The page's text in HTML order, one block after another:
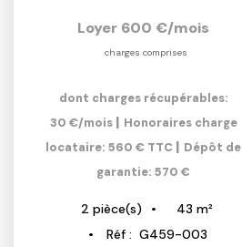
Loyer 600 €/mois
charges comprises
dont charges récupérables:
30 €/mois | Honoraires charge
locataire: 560 € TTC | Dépôt de
garantie: 570 €
2 pièce(s) 43 m²
Réf : G459-003